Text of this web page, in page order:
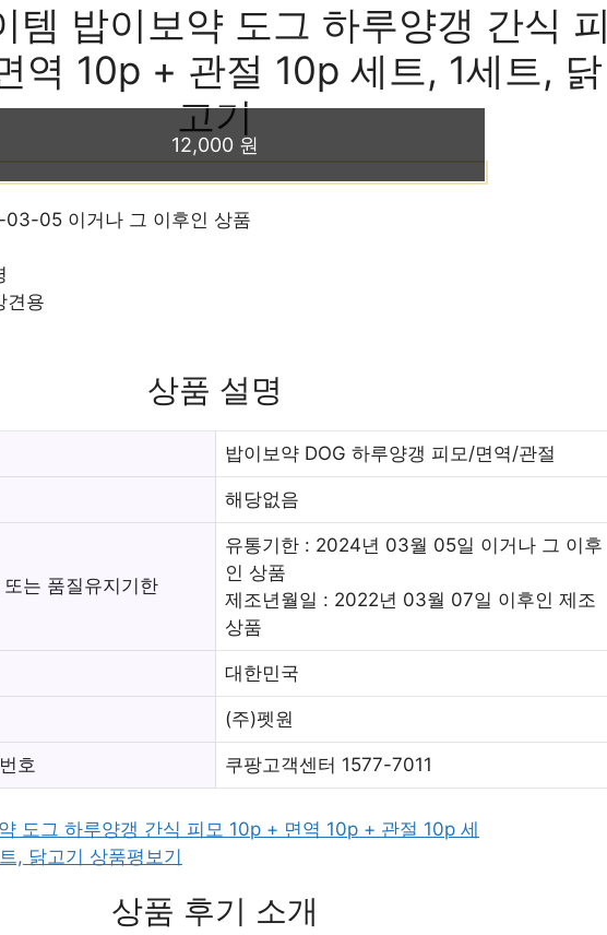
템 밥이보약 도그 하루양갱 간식 피
역 10p + 관절 10p 세트, 1세트, 닭
고기
12,000 원
05 이거나 그 이후인 상품
견용
상품 설명
밥이보약 DOG 하루양갱 피모/면역/관절
해당없음
는 품질유지기한
유통기한 : 2024년 03월 05일 이거나 그 이후
인 상품
제조년월일 : 2022년 03월 07일 이후인 제조
상품
대한민국
(주)펫원
호 쿠팡고객센터 1577-7011
도그 하루양갱 간식 피모 10p + 면역 10p + 관절 10p 세
, 닭고기 상품평보기
상품 후기 소개